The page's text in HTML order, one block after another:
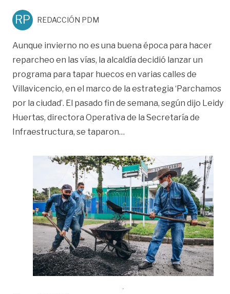
RP REDACCIÓN PDM
Aunque invierno no es una buena época para hacer
reparcheo en las vías, la alcaldía decidió lanzar un
programa para tapar huecos en varias calles de
Villavicencio, en el marco de la estrategia ‘Parchamos
por la ciudad’. El pasado fin de semana, según dijo Leidy
Huertas, directora Operativa de la Secretaría de
Infraestructura, se taparon…